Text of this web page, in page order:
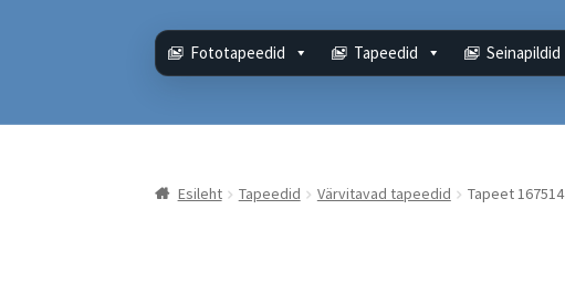
Fototapeedid Tapeedid Seinapildid
Esileht Tapeedid Värvitavad tapeedid Tapeet 167514